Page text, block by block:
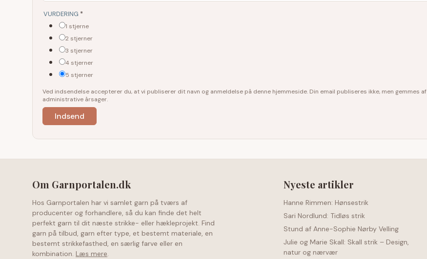
VURDERING *
1 stjerne
2 stjerner
3 stjerner
4 stjerner
5 stjerner
Ved indsendelse accepterer du, at vi publiserer dit navn og anmeldelse på denne hjemmeside. Din email publiseres ikke, men gemmes af
administrative årsager.
Om Garnportalen.dk
Hos Garnportalen har vi samlet garn på tværs af
producenter og forhandlere, så du kan finde det helt
perfekt garn til dit næste strikke- eller hækleprojekt. Find
garn på tilbud, garn efter type, et bestemt materiale, en
bestemt strikkefasthed, en særlig farve eller en
kombination. Læs mere.
Nyeste artikler
Hanne Rimmen: Hønsestrik
Sari Nordlund: Tidløs strik
Stund af Anne-Sophie Nørby Velling
Julie og Marie Skall: Skall strik – Design,
natur og nærvær